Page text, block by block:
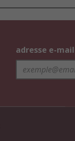
adresse e-mail